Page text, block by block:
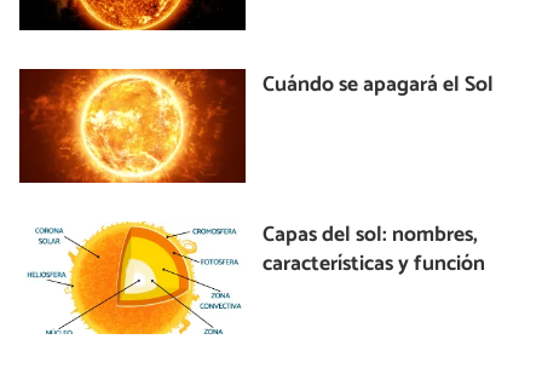
Cuándo se apagará el Sol
Capas del sol: nombres,
características y función